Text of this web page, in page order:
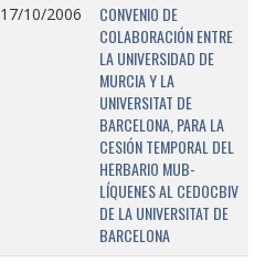
17/10/2006
CONVENIO DE
COLABORACIÓN ENTRE
LA UNIVERSIDAD DE
MURCIA Y LA
UNIVERSITAT DE
BARCELONA, PARA LA
CESIÓN TEMPORAL DEL
HERBARIO MUB-
LÍQUENES AL CEDOCBIV
DE LA UNIVERSITAT DE
BARCELONA